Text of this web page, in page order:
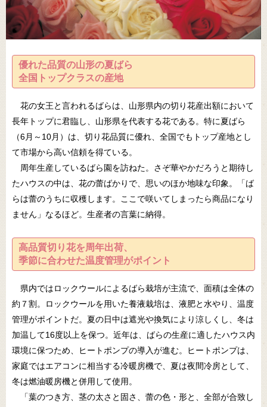
優れた品質の山形の夏ばら
全国トップクラスの産地
花の女王と言われるばらは、山形県内の切り花産出額において
長年トップに君臨し、山形県を代表する花である。特に夏ばら
（6月～10月）は、切り花品質に優れ、全国でもトップ産地とし
て市場から高い信頼を得ている。
周年生産しているばら園を訪ねた。さぞ華やかだろうと期待し
たハウスの中は、花の蕾ばかりで、思いのほか地味な印象。「ば
らは蕾のうちに収穫します。ここで咲いてしまったら商品になり
ません」なるほど。生産者の言葉に納得。
高品質切り花を周年出荷、
季節に合わせた温度管理がポイント
県内ではロックウールによるばら栽培が主流で、面積は全体の
約７割。ロックウールを用いた養液栽培は、液肥と水やり、温度
管理がポイントだ。夏の日中は遮光や換気により涼しくし、冬は
加温して16度以上を保つ。近年は、ばらの生産に適したハウス内
環境に保つため、ヒートポンプの導入が進む。ヒートポンプは、
家庭ではエアコンに相当する冷暖房機で、夏は夜間冷房として、
冬は燃油暖房機と併用して使用。
「葉のつき方、茎の太さと固さ、蕾の色・形と、全部が合致し